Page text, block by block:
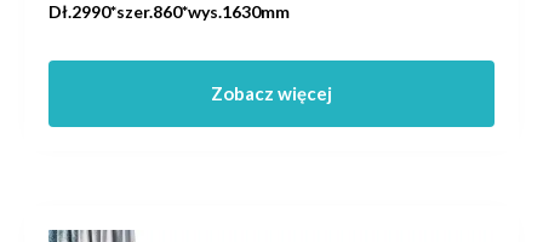
Dł.2990*szer.860*wys.1630mm
Zobacz więcej